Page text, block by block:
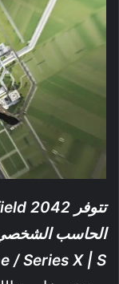
/ Series X | S